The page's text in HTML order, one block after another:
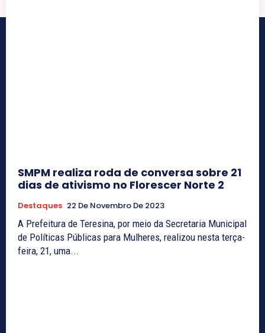
SMPM realiza roda de conversa sobre 21
dias de ativismo no Florescer Norte 2
Destaques 22 De Novembro De 2023
A Prefeitura de Teresina, por meio da Secretaria Municipal
de Políticas Públicas para Mulheres, realizou nesta terça-
feira, 21, uma...